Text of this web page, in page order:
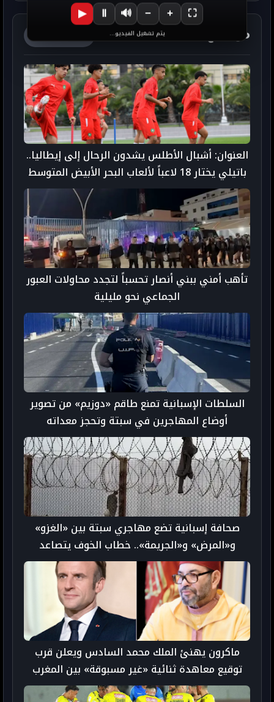
مواضيع ذات صلة
العنوان: أشبال الأطلس يشدون الرحال إلى إيطاليا..
باتيلي يختار 18 لاعباً لألعاب البحر الأبيض المتوسط
تأهب أمني ببني أنصار تحسباً لتجدد محاولات العبور
الجماعي نحو مليلية
السلطات الإسبانية تمنع طاقم «دوزيم» من تصوير
أوضاع المهاجرين في سبتة وتحجز معداته
صحافة إسبانية تضع مهاجري سبتة بين «الغزو»
و«المرض» و«الجريمة».. خطاب الخوف يتصاعد
ماكرون يهنئ الملك محمد السادس ويعلن قرب
توقيع معاهدة ثنائية «غير مسبوقة» بين المغرب
وفرنسا
▶ Ⅱ 🔊 − + ⛶
يتم تشغيل الفيديو...